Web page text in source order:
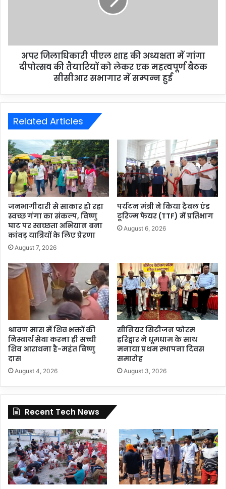
अपर जिलाधिकारी पीएल शाह की अध्यक्षता में गांगा
दीपोत्सव की तैयारियों को लेकर एक महत्वपूर्ण बैठक
सीसीआर सभागार में सम्पन्न हुई
Related Articles
जनभागीदारी से साकार हो रहा
स्वच्छ गंगा का संकल्प, विष्णु
घाट पर स्वच्छता अभियान बना
कांवड़ यात्रियों के लिए प्रेरणा
August 7, 2026
पर्यटन मंत्री ने किया ट्रैवल एंड
टूरिज्म फेयर (TTF) में प्रतिभाग
August 6, 2026
श्रावण मास में शिव भक्तों की
निस्वार्थ सेवा करना ही सच्ची
शिव आराधना है-महंत बिष्णु
दास
August 4, 2026
सीनियर सिटीजन फोरम
हरिद्वार ने धूमधाम के साथ
मनाया प्रथम स्थापना दिवस
समारोह
August 3, 2026
Recent Tech News